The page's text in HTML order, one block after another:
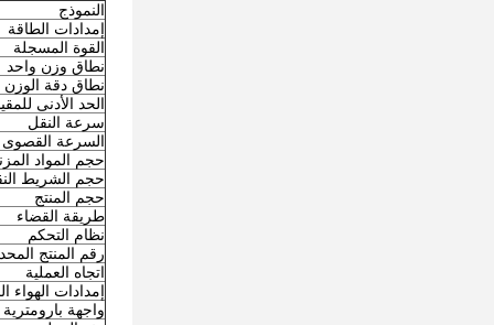
النموذج
إمدادات الطاقة
القوة المسجلة
نطاق وزن واحد
نطاق دقة الوزن
الحد الأدنى
سرعة النقل
السرعة القصوى
حجم المواد
حجم الشريط
حجم المنتج
طريقة القضاء
نظام التحكم
رقم المنتج
اتجاه العملية
إمدادات الهواء
واجهة بارومترية